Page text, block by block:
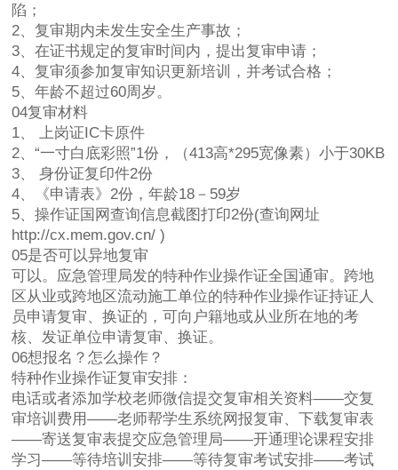
陷；
2、复审期内未发生安全生产事故；
3、在证书规定的复审时间内，提出复审申请；
4、复审须参加复审知识更新培训，并考试合格；
5、年龄不超过60周岁。
04复审材料
1、 上岗证IC卡原件
2、“一寸白底彩照”1份，（413高*295宽像素）小于30KB
3、 身份证复印件2份
4、《申请表》2份，年龄18－59岁
5、操作证国网查询信息截图打印2份(查询网址
http://cx.mem.gov.cn/ )
05是否可以异地复审
可以。应急管理局发的特种作业操作证全国通审。跨地
区从业或跨地区流动施工单位的特种作业操作证持证人
员申请复审、换证的，可向户籍地或从业所在地的考
核、发证单位申请复审、换证。
06想报名？怎么操作？
特种作业操作证复审安排：
电话或者添加学校老师微信提交复审相关资料——交复
审培训费用——老师帮学生系统网报复审、下载复审表
——寄送复审表提交应急管理局——开通理论课程安排
学习——等待培训安排——等待复审考试安排——考试